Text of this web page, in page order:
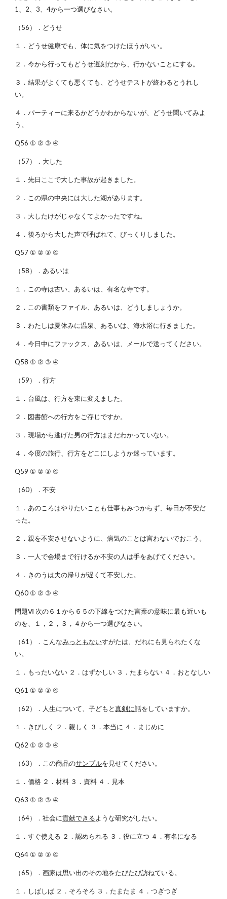
1、2、3、4から一つ選びなさい。
（56）．どうせ
１．どうせ健康でも、体に気をつけたほうがいい。
２．今から行ってもどうせ遅刻だから、行かないことにする。
３．結果がよくても悪くても、どうせテストが終わるとうれし
い。
４．パーティーに来るかどうかわからないが、どうせ聞いてみよ
う。
Q56 ① ② ③ ④
（57）．大した
１．先日ここで大した事故が起きました。
２．この県の中央には大した湖があります。
３．大したけがじゃなくてよかったですね。
４．後ろから大した声で呼ばれて、びっくりしました。
Q57 ① ② ③ ④
（58）．あるいは
１．この寺は古い、あるいは、有名な寺です。
２．この書類をファイル、あるいは、どうしましょうか。
３．わたしは夏休みに温泉、あるいは、海水浴に行きました。
４．今日中にファックス、あるいは、メールで送ってください。
Q58 ① ② ③ ④
（59）．行方
１．台風は、行方を東に変えました。
２．図書館への行方をご存じですか。
３．現場から逃げた男の行方はまだわかっていない。
４．今度の旅行、行方をどこにしようか迷っています。
Q59 ① ② ③ ④
（60）．不安
１．あのころはやりたいことも仕事もみつからず、毎日が不安だ
った。
２．親を不安させないように、病気のことは言わないでおこう。
３．一人で会場まで行けるか不安の人は手をあげてください。
４．きのうは夫の帰りが遅くて不安した。
Q60 ① ② ③ ④
問題Ⅵ 次の６１から６５の下線をつけた言葉の意味に最も近いも
のを、１，２，３，４から一つ選びなさい。
（61）．こんなみっともないすがたは、だれにも見られたくな
い。
１．もったいない ２．はずかしい ３．たまらない ４．おとなしい
Q61 ① ② ③ ④
（62）．人生について、子どもと真剣に話をしていますか。
１．きびしく ２．親しく ３．本当に ４．まじめに
Q62 ① ② ③ ④
（63）．この商品のサンプルを見せてください。
１．価格 ２．材料 ３．資料 ４．見本
Q63 ① ② ③ ④
（64）．社会に貢献できるような研究がしたい。
１．すぐ使える ２．認められる ３．役に立つ ４．有名になる
Q64 ① ② ③ ④
（65）．画家は思い出のその地をたびたび訪ねている。
１．しばしば ２．そろそろ ３．たまたま ４．つぎつぎ